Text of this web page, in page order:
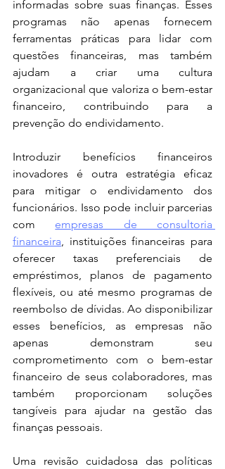
informadas sobre suas finanças. Esses
programas não apenas fornecem
ferramentas práticas para lidar com
questões financeiras, mas também
ajudam a criar uma cultura
organizacional que valoriza o bem-estar
financeiro, contribuindo para a
prevenção do endividamento.
Introduzir benefícios financeiros
inovadores é outra estratégia eficaz
para mitigar o endividamento dos
funcionários. Isso pode incluir parcerias
com empresas de consultoria
financeira, instituições financeiras para
oferecer taxas preferenciais de
empréstimos, planos de pagamento
flexíveis, ou até mesmo programas de
reembolso de dívidas. Ao disponibilizar
esses benefícios, as empresas não
apenas demonstram seu
comprometimento com o bem-estar
financeiro de seus colaboradores, mas
também proporcionam soluções
tangíveis para ajudar na gestão das
finanças pessoais.
Uma revisão cuidadosa das políticas